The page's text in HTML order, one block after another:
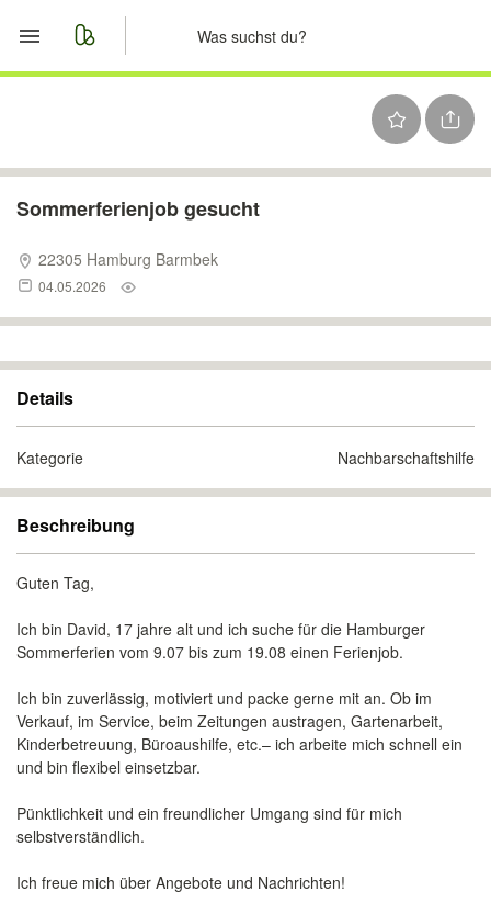
Nachrichten
Anzeige aufgeben
Sommerferienjob gesucht
22305 Hamburg Barmbek
04.05.2026
Details
Kategorie Nachbarschaftshilfe
Beschreibung
Guten Tag,
Ich bin David, 17 jahre alt und ich suche für die Hamburger
Sommerferien vom 9.07 bis zum 19.08 einen Ferienjob.
Ich bin zuverlässig, motiviert und packe gerne mit an. Ob im
Verkauf, im Service, beim Zeitungen austragen, Gartenarbeit,
Kinderbetreuung, Büroaushilfe, etc.– ich arbeite mich schnell ein
und bin flexibel einsetzbar.
Pünktlichkeit und ein freundlicher Umgang sind für mich
selbstverständlich.
Ich freue mich über Angebote und Nachrichten!